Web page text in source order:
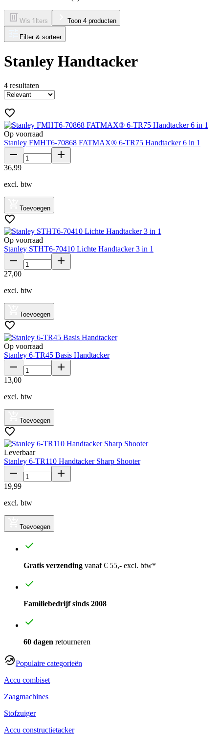
Wis filters Toon 4 producten
Filter & sorteer
Stanley Handtacker
4 resultaten
Op voorraad
Stanley FMHT6-70868 FATMAX® 6-TR75 Handtacker 6 in 1
36,99
excl. btw
Toevoegen
Op voorraad
Stanley STHT6-70410 Lichte Handtacker 3 in 1
27,00
excl. btw
Toevoegen
Op voorraad
Stanley 6-TR45 Basis Handtacker
13,00
excl. btw
Toevoegen
Leverbaar
Stanley 6-TR110 Handtacker Sharp Shooter
19,99
excl. btw
Toevoegen
Gratis verzending vanaf € 55,- excl. btw*
Familiebedrijf sinds 2008
60 dagen retourneren
Populaire categorieën
Accu combiset
Zaagmachines
Stofzuiger
Accu constructietacker